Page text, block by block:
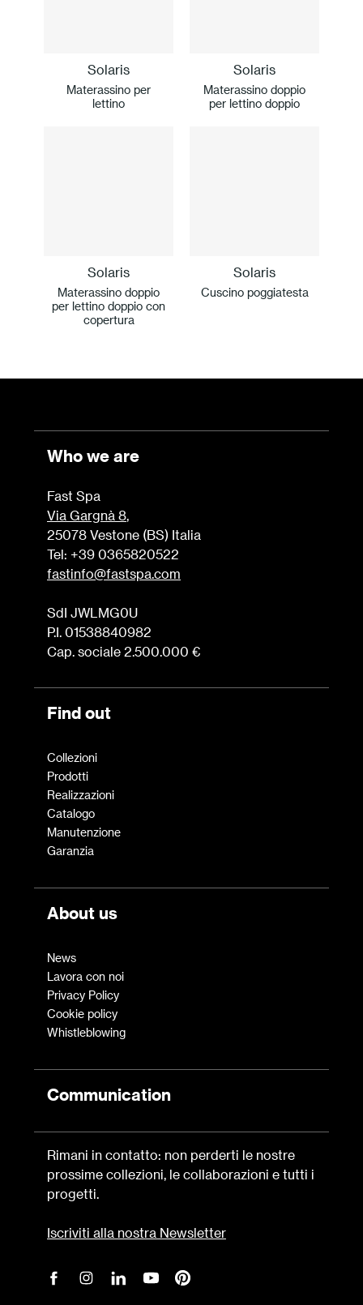
Solaris
Materassino per
lettino
Solaris
Materassino doppio
per lettino doppio
Solaris
Materassino doppio
per lettino doppio con
copertura
Solaris
Cuscino poggiatesta
Who we are
Fast Spa
Via Gargnà 8,
25078 Vestone (BS) Italia
Tel: +39 0365820522
fastinfo@fastspa.com
SdI JWLMG0U
P.I. 01538840982
Cap. sociale 2.500.000 €
Find out
Collezioni
Prodotti
Realizzazioni
Catalogo
Manutenzione
Garanzia
About us
News
Lavora con noi
Privacy Policy
Cookie policy
Whistleblowing
Communication
Rimani in contatto: non perderti le nostre
prossime collezioni, le collaborazioni e tutti i
progetti.
Iscriviti alla nostra Newsletter